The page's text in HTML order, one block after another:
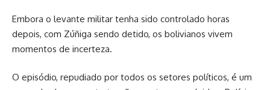
Embora o levante militar tenha sido controlado horas
depois, com Zúñiga sendo detido, os bolivianos vivem
momentos de incerteza.
O episódio, repudiado por todos os setores políticos, é um